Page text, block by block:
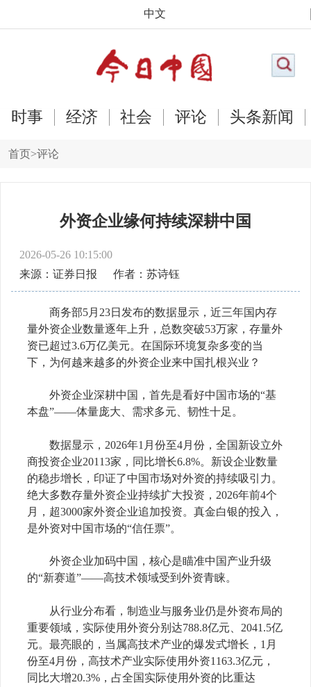
中文
时事 经济 社会 评论 头条新闻
首页>评论
外资企业缘何持续深耕中国
2026-05-26 10:15:00
来源：证券日报
作者：苏诗钰
商务部5月23日发布的数据显示，近三年国内存
量外资企业数量逐年上升，总数突破53万家，存量外
资已超过3.6万亿美元。在国际环境复杂多变的当
下，为何越来越多的外资企业来中国扎根兴业？
外资企业深耕中国，首先是看好中国市场的“基
本盘”——体量庞大、需求多元、韧性十足。
数据显示，2026年1月份至4月份，全国新设立外
商投资企业20113家，同比增长6.8%。新设企业数量
的稳步增长，印证了中国市场对外资的持续吸引力。
绝大多数存量外资企业持续扩大投资，2026年前4个
月，超3000家外资企业追加投资。真金白银的投入，
是外资对中国市场的“信任票”。
外资企业加码中国，核心是瞄准中国产业升级
的“新赛道”——高技术领域受到外资青睐。
从行业分布看，制造业与服务业仍是外资布局的
重要领域，实际使用外资分别达788.8亿元、2041.5亿
元。最亮眼的，当属高技术产业的爆发式增长，1月
份至4月份，高技术产业实际使用外资1163.3亿元，
同比大增20.3%，占全国实际使用外资的比重达